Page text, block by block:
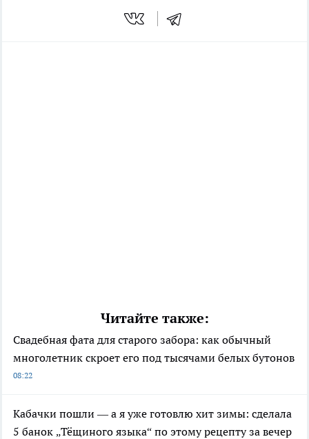
Читайте также:
Свадебная фата для старого забора: как обычный
многолетник скроет его под тысячами белых бутонов
08:22
Кабачки пошли — а я уже готовлю хит зимы: сделала
5 банок „Тёщиного языка“ по этому рецепту за вечер